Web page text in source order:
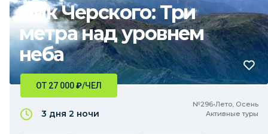
Пик Черского: Три
метра над уровнем
неба
№296•Лето, Осень
Активные туры
ОТ 27 000₽/ЧЕЛ
3 дня 2 ночи